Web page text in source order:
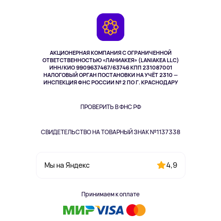
АКЦИОНЕРНАЯ КОМПАНИЯ С ОГРАНИЧЕННОЙ
ОТВЕТСТВЕННОСТЬЮ «ЛАНИАКЕЯ» (LANIAKEA LLC)
ИНН/КИО 9909637467/63746 КПП 231087001
НАЛОГОВЫЙ ОРГАН ПОСТАНОВКИ НА УЧЁТ 2310 —
ИНСПЕКЦИЯ ФНС РОССИИ № 2 ПО Г. КРАСНОДАРУ
ПРОВЕРИТЬ В ФНС РФ
СВИДЕТЕЛЬСТВО НА ТОВАРНЫЙ ЗНАК №1137338
Мы на Яндекс 4,9
Принимаем к оплате
Здоровье питомцев
Одежда и аксессуары